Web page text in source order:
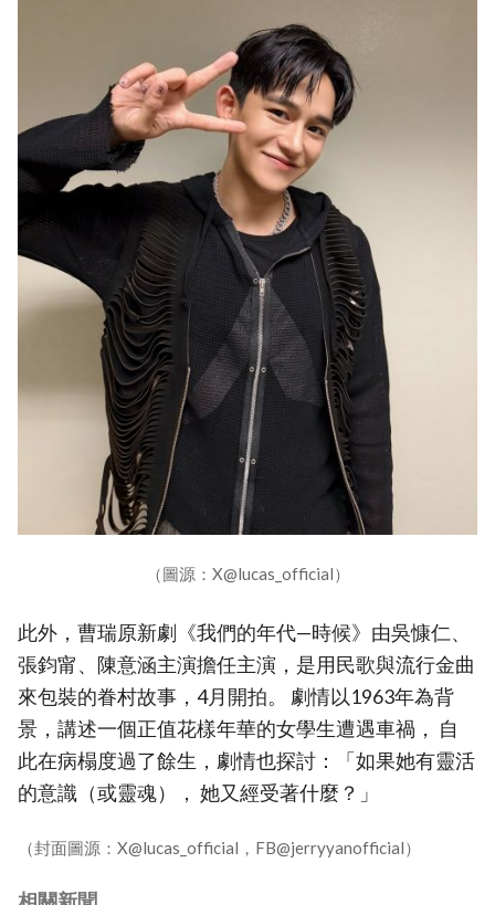
（圖源：X@lucas_official）
此外，曹瑞原新劇《我們的年代—時候》由吳慷仁、
張鈞甯、陳意涵主演擔任主演，是用民歌與流行金曲
來包裝的眷村故事，4月開拍。 劇情以1963年為背
景，講述一個正值花樣年華的女學生遭遇車禍， 自
此在病榻度過了餘生，劇情也探討：「如果她有靈活
的意識（或靈魂）， 她又經受著什麼？」
（封面圖源：X@lucas_official，FB@jerryyanofficial）
相關新聞